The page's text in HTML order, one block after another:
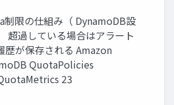
制限の仕組み（ DynamoDB設
超過している場合はアラート
歴が保存される Amazon
QuotaPolicies
23